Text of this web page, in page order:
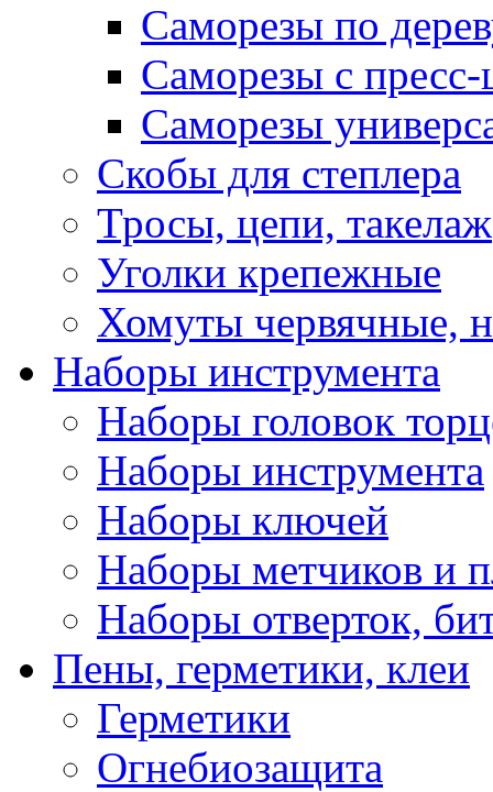
Саморезы по
Саморезы с
Саморезы
Скобы для степлера
Тросы, цепи, такелаж
Уголки крепежные
Хомуты червячные,
Наборы инструмента
Наборы головок
Наборы инструмента
Наборы ключей
Наборы метчиков и
Наборы отверток,
Пены, герметики, клеи
Герметики
Огнебиозащита